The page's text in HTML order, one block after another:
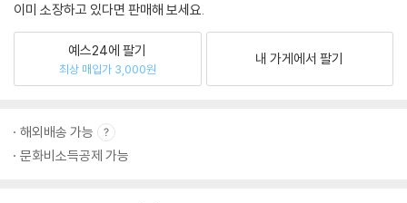
이미 소장하고 있다면 판매해 보세요.
예스24에 팔기
최상 매입가 3,000원
내 가게에서 팔기
해외배송 가능
문화비소득공제 가능